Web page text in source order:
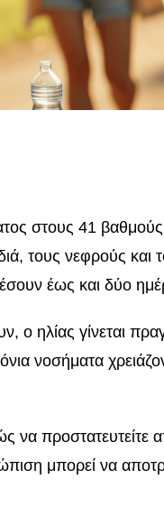
στους 41
τους νεφρούς και
έως και δύο
ο ηλίας γίνεται
νοσήματα
να προστατευτείτε
μπορεί να